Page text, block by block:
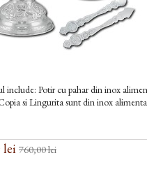
include: Potir cu pahar din inox
si Lingurita sunt din inox
lei 760,00 lei